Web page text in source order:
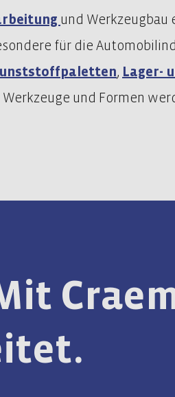
und
für die
, Lager-
und Formen